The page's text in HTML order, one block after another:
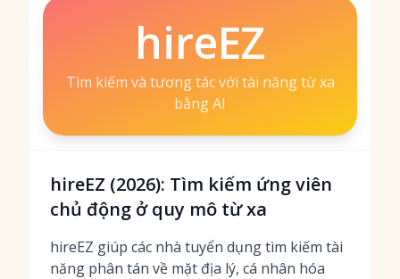
hireEZ
Tìm kiếm và tương tác với tài năng từ xa
bằng AI
hireEZ (2026): Tìm kiếm ứng viên
chủ động ở quy mô từ xa
hireEZ giúp các nhà tuyển dụng tìm kiếm tài
năng phân tán về mặt địa lý, cá nhân hóa